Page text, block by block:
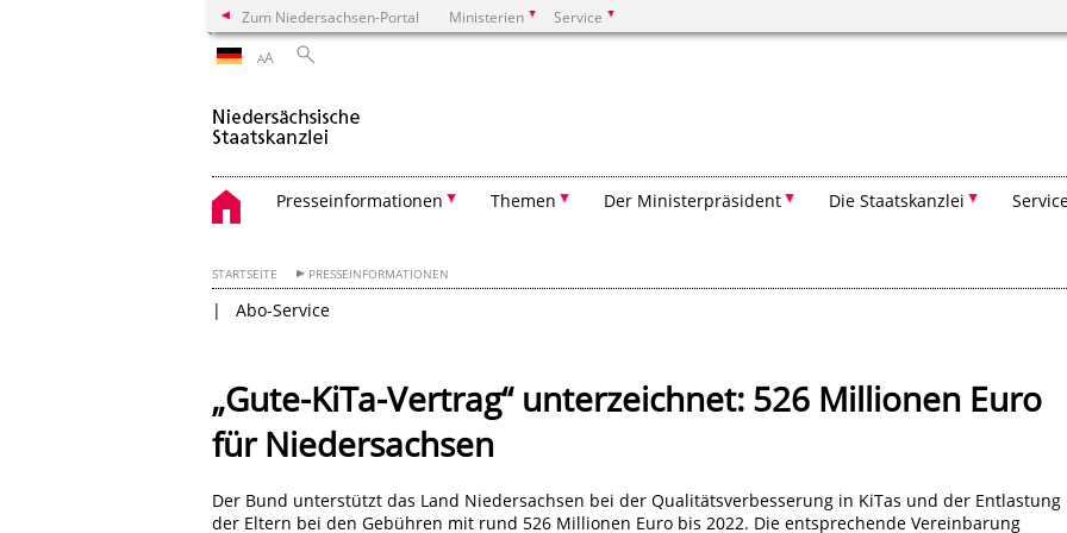
Zum Niedersachsen-Portal Ministerien Service
AA
Presseinformationen Themen Der Ministerpräsident Die Staatskanzlei
STARTSEITE PRESSEINFORMATIONEN
Abo-Service
„Gute-KiTa-Vertrag“ unterzeichnet: 526 Millionen Euro
für Niedersachsen
Der Bund unterstützt das Land Niedersachsen bei der Qualitätsverbesserung in KiTas und der Entlastung
der Eltern bei den Gebühren mit rund 526 Millionen Euro bis 2022. Die entsprechende Vereinbarung